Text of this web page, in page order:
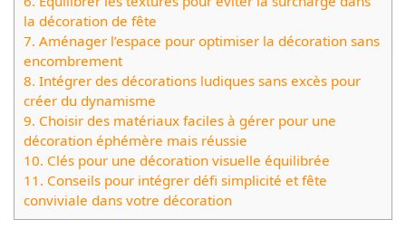
la décoration de fête
7. Aménager l’espace pour optimiser la décoration sans
encombrement
8. Intégrer des décorations ludiques sans excès pour
créer du dynamisme
9. Choisir des matériaux faciles à gérer pour une
décoration éphémère mais réussie
10. Clés pour une décoration visuelle équilibrée
11. Conseils pour intégrer défi simplicité et fête
conviviale dans votre décoration